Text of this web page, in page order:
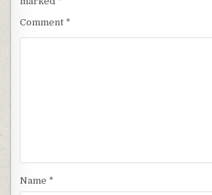
Comment *
Name *